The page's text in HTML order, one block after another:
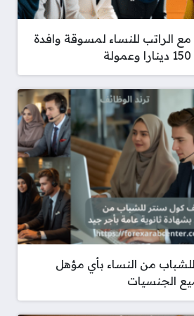
الراتب للنساء لمسوقة وافدة
من النساء بأي مؤهل
الجنسيات